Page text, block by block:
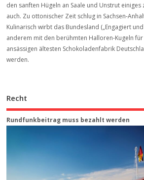
den sanften Hügeln an Saale und Unstrut
auch. Zu ottonischer Zeit schlug in Sachsen-
Kulinarisch wirbt das Bundesland („Engagiert
anderem mit den berühmten Halloren-Kugeln
ansässigen ältesten Schokoladenfabrik
werden.
Recht
Rundfunkbeitrag muss bezahlt werden